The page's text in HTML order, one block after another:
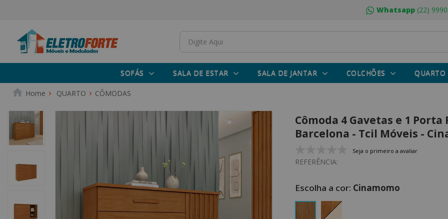
Whatsapp(22)
SOFÁS SALA DE ESTAR SALA DE JANTAR COLCHÕES QUARTO
QUARTO CÔMODAS
Cômoda 4 Gavetas e 1 Porta
Barcelona - Tcil Móveis -
Seja o primeiro a avaliar
REFERÊNCIA:
Cinamomo